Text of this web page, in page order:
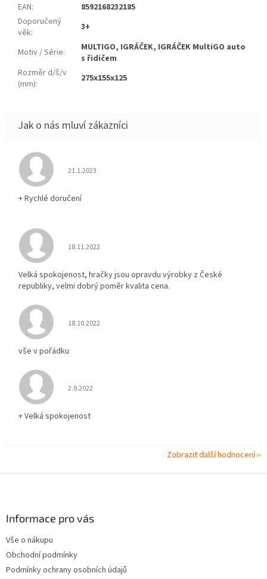
EAN:
8592168232185
Doporučený
věk: 3+
Motiv / Série:
MULTIGO, IGRÁČEK, IGRÁČEK MultiGO auto
s řidičem
Rozměr d/š/v
(mm): 275x155x125
Hodnocení obchodu je 5 z 5 hvězdiček.
21.1.2023
+ Rychlé doručení
Hodnocení obchodu je 5 z 5 hvězdiček.
18.11.2022
Velká spokojenost, hračky jsou opravdu výrobky z České
republiky, velmi dobrý poměr kvalita cena.
Hodnocení obchodu je 5 z 5 hvězdiček.
18.10.2022
vše v pořádku
Hodnocení obchodu je 5 z 5 hvězdiček.
2.9.2022
+ Velká spokojenost
Zobrazit další hodnocení
Informace pro vás
Vše o nákupu
Obchodní podmínky
Podmínky ochrany osobních údajů